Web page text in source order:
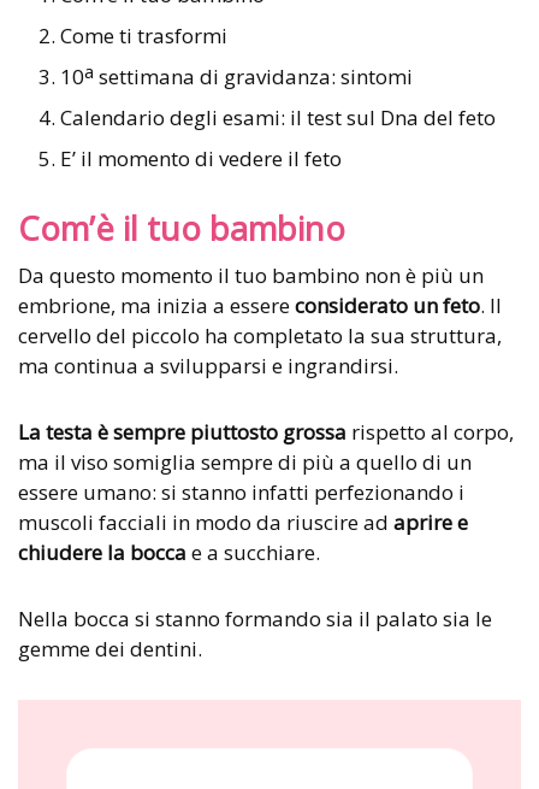
Come ti trasformi
10a settimana di gravidanza: sintomi
Calendario degli esami: il test sul Dna del feto
E’ il momento di vedere il feto
Com’è il tuo bambino
Da questo momento il tuo bambino non è più un
embrione, ma inizia a essereconsiderato un feto. Il
cervello del piccolo ha completato la sua struttura,
ma continua a svilupparsi e ingrandirsi.
La testa è sempre piuttosto grossa rispetto al corpo,
ma il viso somiglia sempre di più a quello di un
essere umano: si stanno infatti perfezionando i
muscoli facciali in modo da riuscire ad aprire e
chiudere la bocca e a succhiare.
Nella bocca si stanno formando sia il palato sia le
gemme dei dentini.